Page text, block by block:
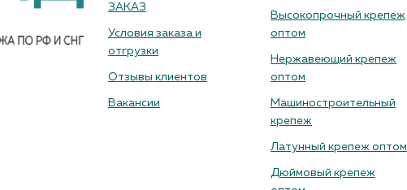
ЗАКАЗ
Условия заказа и
отгрузки
Отзывы клиентов
Вакансии
Высокопрочный крепеж
оптом
Нержавеющий крепеж
оптом
Машиностроительный
крепеж
Латунный крепеж оптом
Дюймовый крепеж